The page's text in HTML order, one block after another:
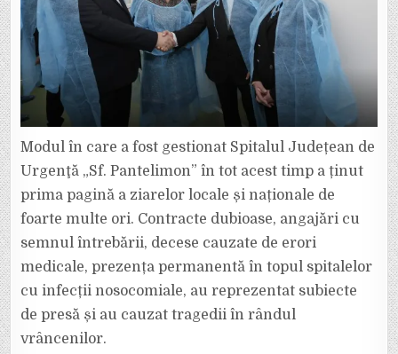
Modul în care a fost gestionat Spitalul Județean de
Urgenţă „Sf. Pantelimon” în tot acest timp a ținut
prima pagină a ziarelor locale și naționale de
foarte multe ori. Contracte dubioase, angajări cu
semnul întrebării, decese cauzate de erori
medicale, prezența permanentă în topul spitalelor
cu infecții nosocomiale, au reprezentat subiecte
de presă și au cauzat tragedii în rândul
vrâncenilor.